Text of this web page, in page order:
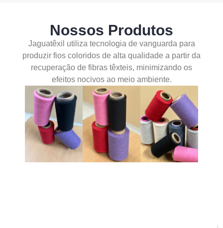
Nossos Produtos
Jaguatêxil utiliza tecnologia de vanguarda para
produzir fios coloridos de alta qualidade a partir da
recuperação de fibras têxteis, minimizando os
efeitos nocivos ao meio ambiente.